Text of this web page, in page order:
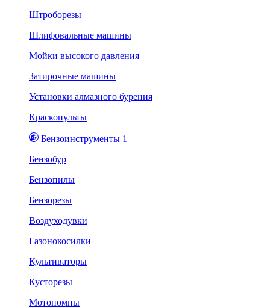
Штроборезы
Шлифовальные машины
Мойки высокого давления
Затирочные машины
Установки алмазного бурения
Краскопульты
Бензоинструменты 1
Бензобур
Бензопилы
Бензорезы
Воздуходувки
Газонокосилки
Культиваторы
Кусторезы
Мотопомпы